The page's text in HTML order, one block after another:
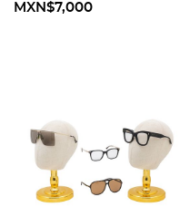
MXN$7,000